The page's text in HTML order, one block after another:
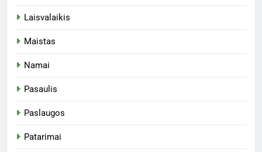
Laisvalaikis
Maistas
Namai
Pasaulis
Paslaugos
Patarimai